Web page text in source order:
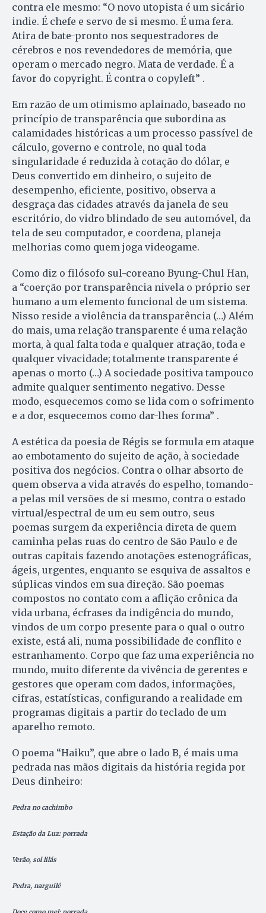
contra ele mesmo: “O novo utopista é um sicário
indie. É chefe e servo de si mesmo. É uma fera.
Atira de bate-pronto nos sequestradores de
cérebros e nos revendedores de memória, que
operam o mercado negro. Mata de verdade. É a
favor do copyright. É contra o copyleft” .
Em razão de um otimismo aplainado, baseado no
princípio de transparência que subordina as
calamidades históricas a um processo passível de
cálculo, governo e controle, no qual toda
singularidade é reduzida à cotação do dólar, e
Deus convertido em dinheiro, o sujeito de
desempenho, eficiente, positivo, observa a
desgraça das cidades através da janela de seu
escritório, do vidro blindado de seu automóvel, da
tela de seu computador, e coordena, planeja
melhorias como quem joga videogame.
Como diz o filósofo sul-coreano Byung-Chul Han,
a “coerção por transparência nivela o próprio ser
humano a um elemento funcional de um sistema.
Nisso reside a violência da transparência (…) Além
do mais, uma relação transparente é uma relação
morta, à qual falta toda e qualquer atração, toda e
qualquer vivacidade; totalmente transparente é
apenas o morto (…) A sociedade positiva tampouco
admite qualquer sentimento negativo. Desse
modo, esquecemos como se lida com o sofrimento
e a dor, esquecemos como dar-lhes forma” .
A estética da poesia de Régis se formula em ataque
ao embotamento do sujeito de ação, à sociedade
positiva dos negócios. Contra o olhar absorto de
quem observa a vida através do espelho, tomando-
a pelas mil versões de si mesmo, contra o estado
virtual/espectral de um eu sem outro, seus
poemas surgem da experiência direta de quem
caminha pelas ruas do centro de São Paulo e de
outras capitais fazendo anotações estenográficas,
ágeis, urgentes, enquanto se esquiva de assaltos e
súplicas vindos em sua direção. São poemas
compostos no contato com a aflição crônica da
vida urbana, écfrases da indigência do mundo,
vindos de um corpo presente para o qual o outro
existe, está ali, numa possibilidade de conflito e
estranhamento. Corpo que faz uma experiência no
mundo, muito diferente da vivência de gerentes e
gestores que operam com dados, informações,
cifras, estatísticas, configurando a realidade em
programas digitais a partir do teclado de um
aparelho remoto.
O poema “Haiku”, que abre o lado B, é mais uma
pedrada nas mãos digitais da história regida por
Deus dinheiro:
Pedra no cachimbo
Estação da Luz: porrada
Verão, sol lilás
Pedra, narguilé